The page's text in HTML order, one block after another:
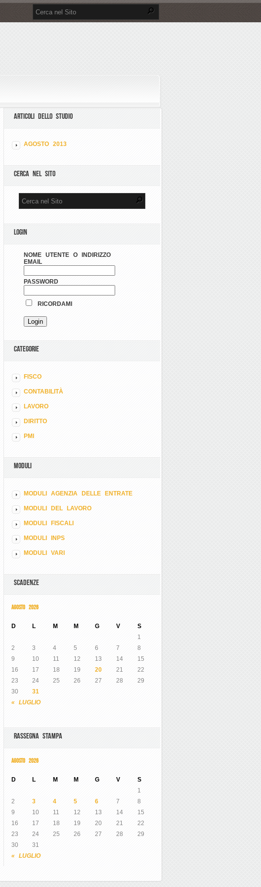
ARTICOLI DELLO STUDIO
AGOSTO 2013
CERCA NEL SITO
LOGIN
NOME UTENTE O INDIRIZZO
EMAIL
PASSWORD
RICORDAMI
CATEGORIE
FISCO
CONTABILITÀ
LAVORO
DIRITTO
PMI
MODULI
MODULI AGENZIA DELLE ENTRATE
MODULI DEL LAVORO
MODULI FISCALI
MODULI INPS
MODULI VARI
SCADENZE
AGOSTO 2026
D L M M G V S
« LUGLIO
1
2
3 4 5 6 7
8
9
10 11 12 13 14
15
16
17 18 19 20 21
22
23
24 25 26 27 28
29
30
31
RASSEGNA STAMPA
AGOSTO 2026
D L M M G V S
« LUGLIO
1
2
3 4 5 6 7
8
9
10 11 12 13 14
15
16
17 18 19 20 21
22
23
24 25 26 27 28
29
30
31